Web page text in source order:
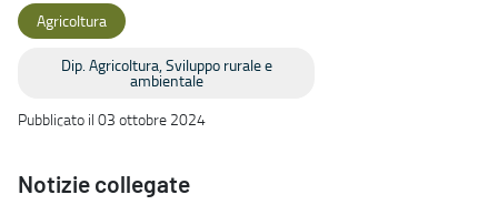
Agricoltura
Dip. Agricoltura, Sviluppo rurale e
ambientale
Pubblicato il 03 ottobre 2024
Notizie collegate